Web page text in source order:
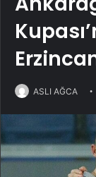
ASLI AĞCA